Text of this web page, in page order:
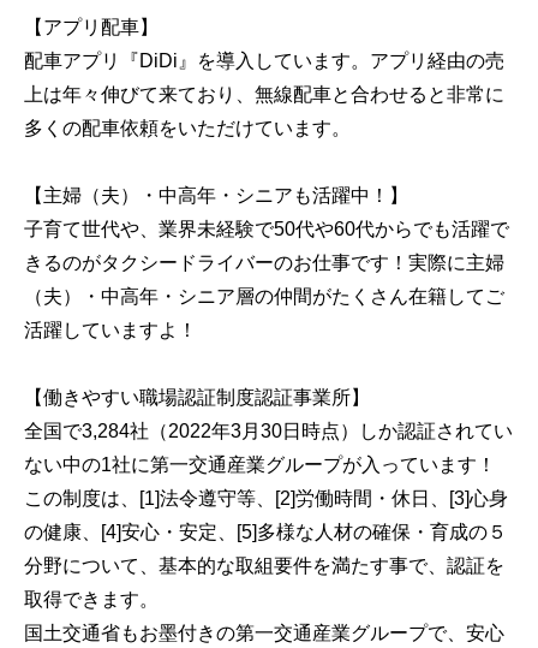
【アプリ配車】
配車アプリ『DiDi』を導入しています。アプリ経由の売
上は年々伸びて来ており、無線配車と合わせると非常に
多くの配車依頼をいただけています。
【主婦（夫）・中高年・シニアも活躍中！】
子育て世代や、業界未経験で50代や60代からでも活躍で
きるのがタクシードライバーのお仕事です！実際に主婦
（夫）・中高年・シニア層の仲間がたくさん在籍してご
活躍していますよ！
【働きやすい職場認証制度認証事業所】
全国で3,284社（2022年3月30日時点）しか認証されてい
ない中の1社に第一交通産業グループが入っています！
この制度は、[1]法令遵守等、[2]労働時間・休日、[3]心身
の健康、[4]安心・安定、[5]多様な人材の確保・育成の５
分野について、基本的な取組要件を満たす事で、認証を
取得できます。
国土交通省もお墨付きの第一交通産業グループで、安心